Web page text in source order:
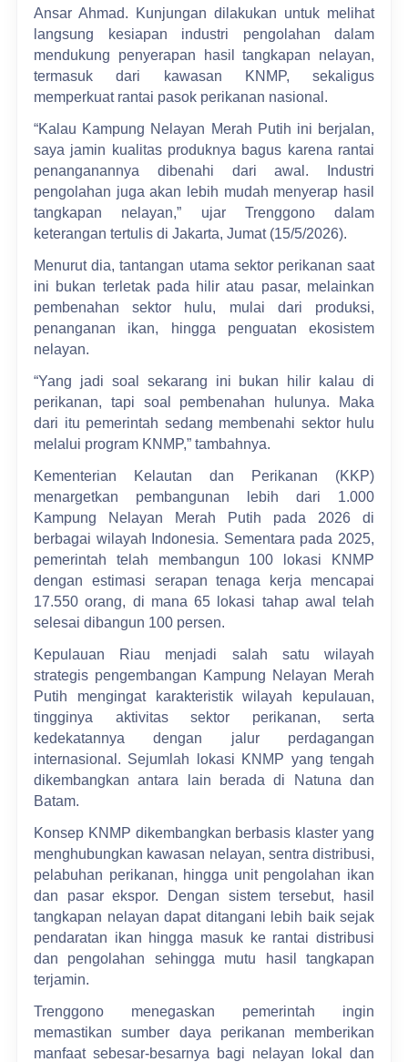
Ansar Ahmad. Kunjungan dilakukan untuk melihat
langsung kesiapan industri pengolahan dalam
mendukung penyerapan hasil tangkapan nelayan,
termasuk dari kawasan KNMP, sekaligus
memperkuat rantai pasok perikanan nasional.
“Kalau Kampung Nelayan Merah Putih ini berjalan,
saya jamin kualitas produknya bagus karena rantai
penanganannya dibenahi dari awal. Industri
pengolahan juga akan lebih mudah menyerap hasil
tangkapan nelayan,” ujar Trenggono dalam
keterangan tertulis di Jakarta, Jumat (15/5/2026).
Menurut dia, tantangan utama sektor perikanan saat
ini bukan terletak pada hilir atau pasar, melainkan
pembenahan sektor hulu, mulai dari produksi,
penanganan ikan, hingga penguatan ekosistem
nelayan.
“Yang jadi soal sekarang ini bukan hilir kalau di
perikanan, tapi soal pembenahan hulunya. Maka
dari itu pemerintah sedang membenahi sektor hulu
melalui program KNMP,” tambahnya.
Kementerian Kelautan dan Perikanan (KKP)
menargetkan pembangunan lebih dari 1.000
Kampung Nelayan Merah Putih pada 2026 di
berbagai wilayah Indonesia. Sementara pada 2025,
pemerintah telah membangun 100 lokasi KNMP
dengan estimasi serapan tenaga kerja mencapai
17.550 orang, di mana 65 lokasi tahap awal telah
selesai dibangun 100 persen.
Kepulauan Riau menjadi salah satu wilayah
strategis pengembangan Kampung Nelayan Merah
Putih mengingat karakteristik wilayah kepulauan,
tingginya aktivitas sektor perikanan, serta
kedekatannya dengan jalur perdagangan
internasional. Sejumlah lokasi KNMP yang tengah
dikembangkan antara lain berada di Natuna dan
Batam.
Konsep KNMP dikembangkan berbasis klaster yang
menghubungkan kawasan nelayan, sentra distribusi,
pelabuhan perikanan, hingga unit pengolahan ikan
dan pasar ekspor. Dengan sistem tersebut, hasil
tangkapan nelayan dapat ditangani lebih baik sejak
pendaratan ikan hingga masuk ke rantai distribusi
dan pengolahan sehingga mutu hasil tangkapan
terjamin.
Trenggono menegaskan pemerintah ingin
memastikan sumber daya perikanan memberikan
manfaat sebesar-besarnya bagi nelayan lokal dan